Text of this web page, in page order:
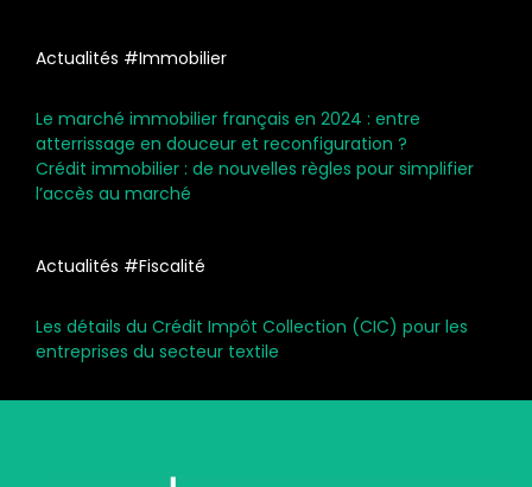
Actualités #Immobilier
Le marché immobilier français en 2024 : entre
atterrissage en douceur et reconfiguration ?
Crédit immobilier : de nouvelles règles pour simplifier
l’accès au marché
Actualités #Fiscalité
Les détails du Crédit Impôt Collection (CIC) pour les
entreprises du secteur textile